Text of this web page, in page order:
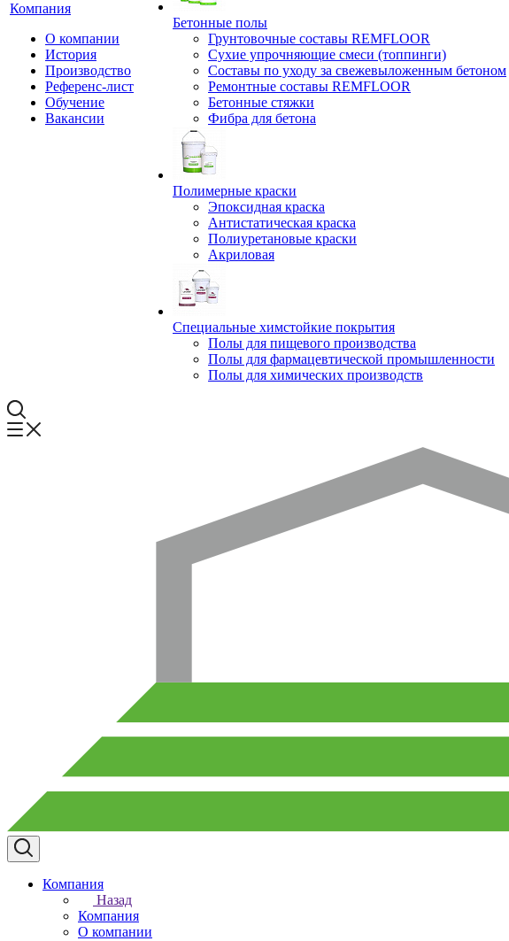
Компания
О компании
История
Производство
Референс-лист
Обучение
Вакансии
Бетонные полы
Грунтовочные составы REMFLOOR
Сухие упрочняющие смеси (топпинги)
Составы по уходу за свежевыложенным бетоном
Ремонтные составы REMFLOOR
Бетонные стяжки
Фибра для бетона
Полимерные краски
Эпоксидная краска
Антистатическая краска
Полиуретановые краски
Акриловая
Специальные химстойкие покрытия
Полы для пищевого производства
Полы для фармацевтической промышленности
Полы для химических производств
Компания
Назад
Компания
О компании